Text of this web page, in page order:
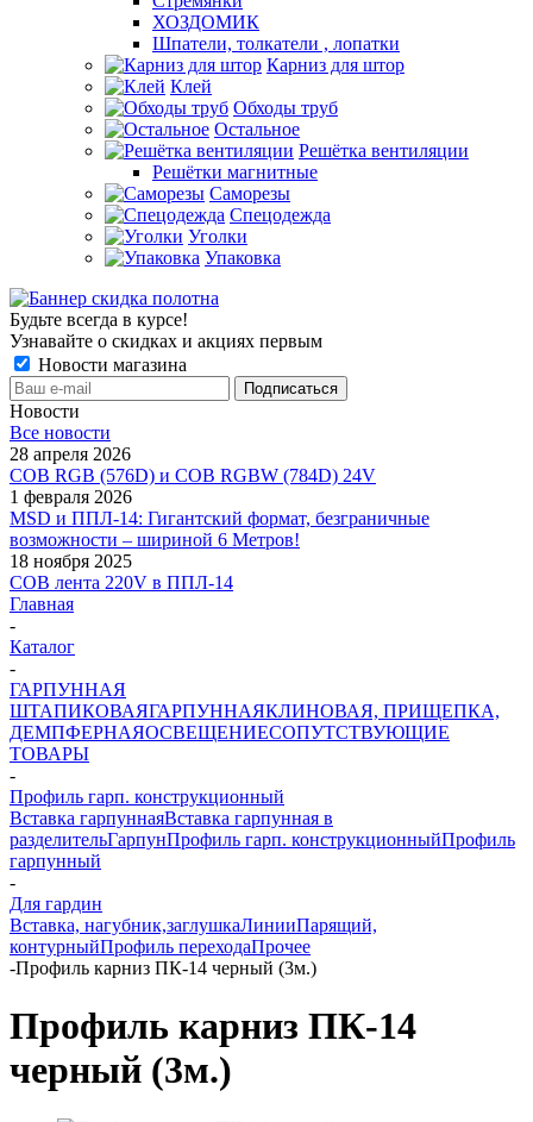
ХОЗДОМИК
Шпатели, толкатели , лопатки
Карниз для штор
Клей
Обходы труб
Остальное
Решётка вентиляции
Решётки магнитные
Саморезы
Спецодежда
Уголки
Упаковка
Будьте всегда в курсе!
Узнавайте о скидках и акциях первым
Новости магазина
Новости
Все новости
28 апреля 2026
COB RGB (576D) и COB RGBW (784D) 24V
1 февраля 2026
MSD и ППЛ-14: Гигантский формат, безграничные
возможности – шириной 6 Метров!
18 ноября 2025
COB лента 220V в ППЛ-14
Главная
-
Каталог
-
ГАРПУННАЯ
ШТАПИКОВАЯГАРПУННАЯКЛИНОВАЯ, ПРИЩЕПКА,
ДЕМПФЕРНАЯОСВЕЩЕНИЕСОПУТСТВУЮЩИЕ
ТОВАРЫ
-
Профиль гарп. конструкционный
Вставка гарпуннаяВставка гарпунная в
разделительГарпунПрофиль гарп. конструкционныйПрофиль
гарпунный
-
Для гардин
Вставка, нагубник,заглушкаЛинииПарящий,
контурныйПрофиль переходаПрочее
-Профиль карниз ПК-14 черный (3м.)
Профиль карниз ПК-14
черный (3м.)